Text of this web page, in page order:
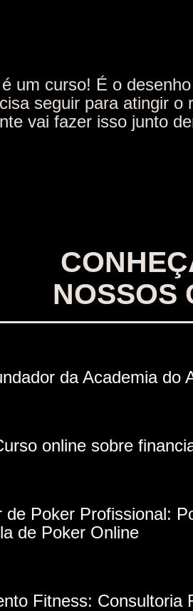
um curso! É o
seguir para atingir o
vai fazer isso junto
NOSSOS
da Academia do
online sobre
de Poker Profissional:
de Poker Online
Fitness: Consultoria